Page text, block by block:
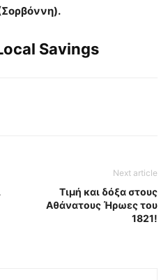
Savings
Next article
Τιμή και δόξα στους
Αθάνατους Ήρωες του
1821!